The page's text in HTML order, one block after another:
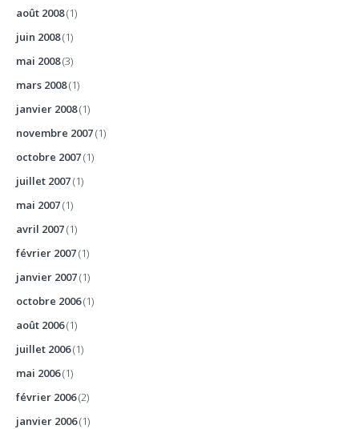
août 2008(1)
juin 2008(1)
mai 2008(3)
mars 2008(1)
janvier 2008(1)
novembre 2007(1)
octobre 2007(1)
juillet 2007(1)
mai 2007(1)
avril 2007(1)
février 2007(1)
janvier 2007(1)
octobre 2006(1)
août 2006(1)
juillet 2006(1)
mai 2006(1)
février 2006(2)
janvier 2006(1)